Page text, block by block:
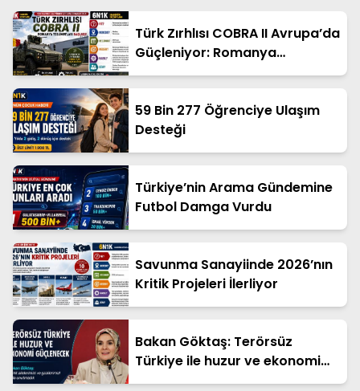
Türk Zırhlısı COBRA II Avrupa’da
Güçleniyor: Romanya
Teslimatları Başladı
59 Bin 277 Öğrenciye Ulaşım
Desteği
Türkiye’nin Arama Gündemine
Futbol Damga Vurdu
Savunma Sanayiinde 2026’nın
Kritik Projeleri İlerliyor
Bakan Göktaş: Terörsüz
Türkiye ile huzur ve ekonomi
güçlenecek